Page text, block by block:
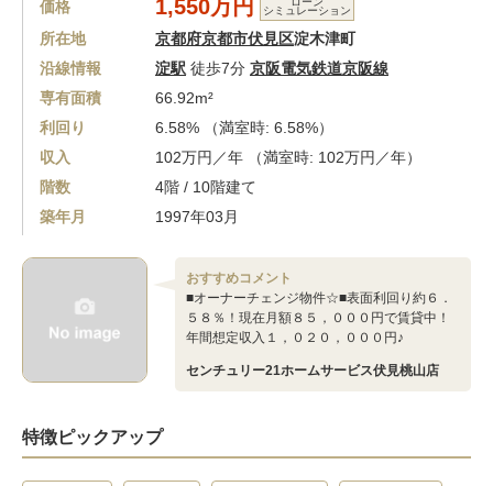
価格 1,550万円 シミュレーション
所在地 京都府京都市伏見区淀木津町
沿線情報
淀駅 徒歩7分 京阪電気鉄道京阪線
専有面積
66.92m²
利回り
6.58% （満室時: 6.58%）
収入
102万円／年 （満室時: 102万円／年）
階数
4階 / 10階建て
築年月
1997年03月
おすすめコメント
■オーナーチェンジ物件☆■表面利回り約６．
５８％！現在月額８５，０００円で賃貸中！
年間想定収入１，０２０，０００円♪
センチュリー21ホームサービス伏見桃山店
特徴ピックアップ